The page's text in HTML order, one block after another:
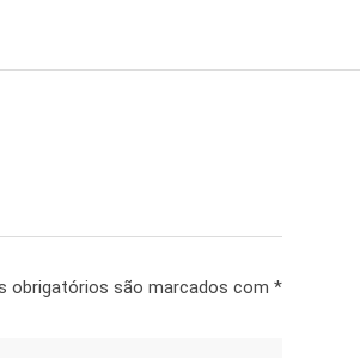
obrigatórios são marcados com *